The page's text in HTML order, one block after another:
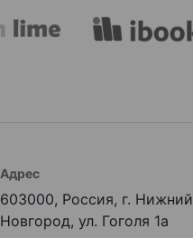
Адрес
603000, Россия, г. Нижний
Новгород, ул. Гоголя 1а